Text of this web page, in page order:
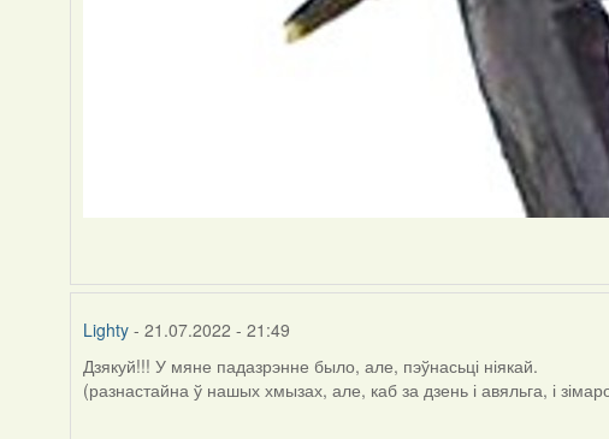
Lighty - 21.07.2022 - 21:49
Дзякуй!!! У мяне падазрэнне было, але, пэўнасьці ніякай.
(разнастайна ў нашых хмызах, але, каб за дзень і авяльга, і